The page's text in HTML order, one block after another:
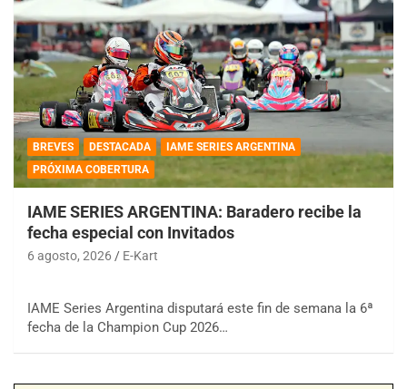
BREVES DESTACADA
IAME SERIES ARGENTINA
PRÓXIMA COBERTURA
IAME SERIES ARGENTINA: Baradero recibe la
fecha especial con Invitados
6 agosto, 2026 E-Kart
IAME Series Argentina disputará este fin de semana la 6ª
fecha de la Champion Cup 2026…